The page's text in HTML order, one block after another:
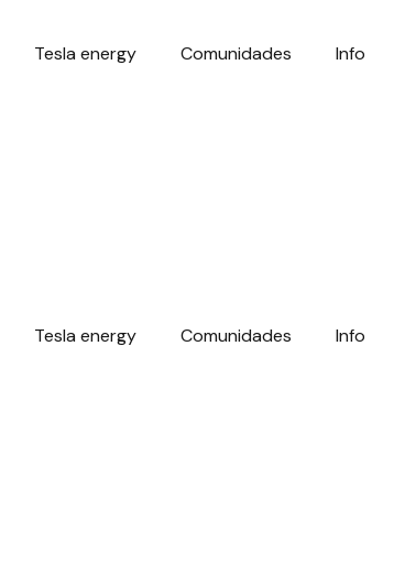
Tesla energy Comunidades Info
Tesla energy Comunidades Info